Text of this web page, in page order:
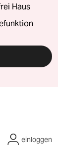
Haus
einloggen